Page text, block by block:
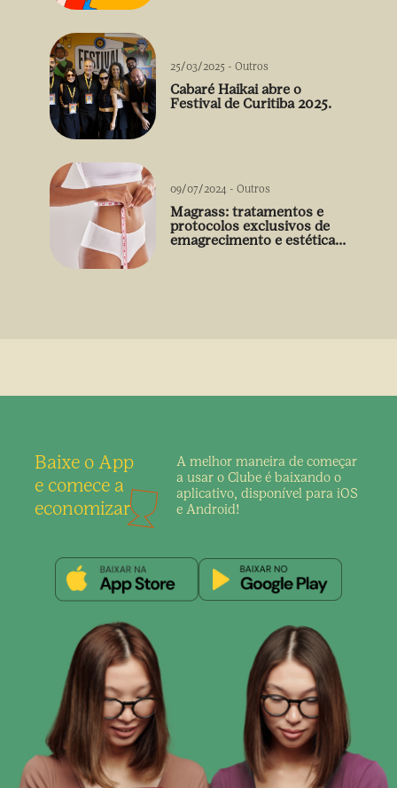
25/03/2025 - Outros
Cabaré Haikai abre o
Festival de Curitiba 2025.
09/07/2024 - Outros
Magrass: tratamentos e
protocolos exclusivos de
emagrecimento e estética
Baixe o App
e comece a
economizar
A melhor maneira de começar
a usar o Clube é baixando o
aplicativo, disponível para iOS
e Android!